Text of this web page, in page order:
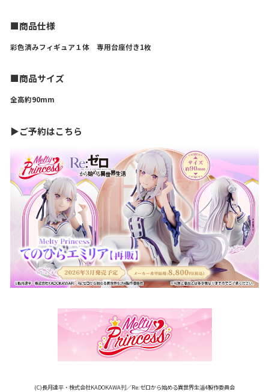
■商品仕様
彩色済みフィギュア１体 専用台座付き1枚
■商品サイズ
全高約90mm
▶ご予約はこちら
(C)長月達平・株式会社KADOKAWA刊／Re:ゼロから始める異世界生活4製作委員会